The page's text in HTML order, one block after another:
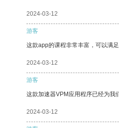
2024-03-12
游客
这款app的课程非常丰富，可以满
2024-03-12
游客
这款加速器VPM应用程序已经为我
2024-03-12